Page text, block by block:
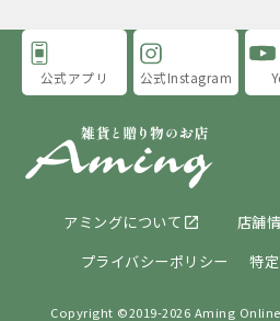
アミングについて 店舗
プライバシーポリシー
特
Copyright ©2019-2026 Aming
公式アプリ 公式Instagram